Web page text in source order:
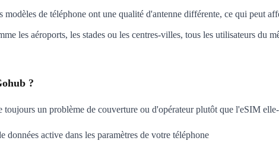
modèles de téléphone ont une qualité d'antenne différente, ce qui peut
les aéroports, les stades ou les centres-villes, tous les utilisateurs du
?
un problème de couverture ou d'opérateur plutôt que l'eSIM
active dans les paramètres de votre téléphone